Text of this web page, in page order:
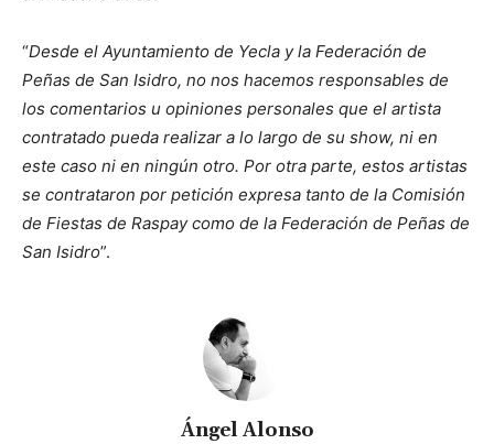
“Desde el Ayuntamiento de Yecla y la Federación de
Peñas de San Isidro, no nos hacemos responsables de
los comentarios u opiniones personales que el artista
contratado pueda realizar a lo largo de su show, ni en
este caso ni en ningún otro. Por otra parte, estos artistas
se contrataron por petición expresa tanto de la Comisión
de Fiestas de Raspay como de la Federación de Peñas de
San Isidro”.
Ángel Alonso